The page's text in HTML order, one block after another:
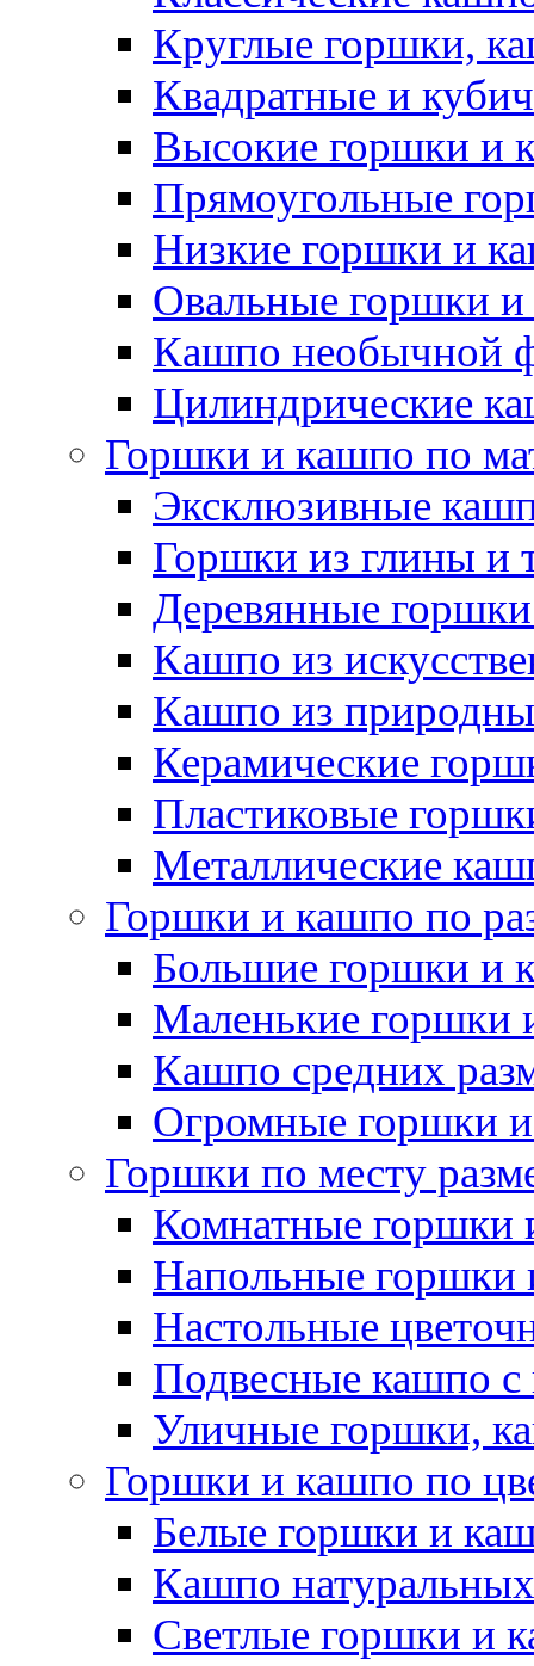
Круглые горшки,
Квадратные и
Высокие горшки и
Прямоугольные
Низкие горшки и
Овальные горшки
Кашпо необычной
Цилиндрические
Горшки и кашпо по
Эксклюзивные
Горшки из глины и
Деревянные
Кашпо из
Кашпо из
Керамические
Пластиковые
Металлические
Горшки и кашпо по
Большие горшки и
Маленькие горшки
Кашпо средних
Огромные горшки
Горшки по месту
Комнатные горшки
Напольные горшки
Настольные
Подвесные кашпо с
Уличные горшки,
Горшки и кашпо по
Белые горшки и
Кашпо
Светлые горшки и